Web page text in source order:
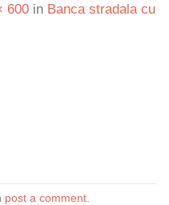
600 in Banca stradala cu
post a comment